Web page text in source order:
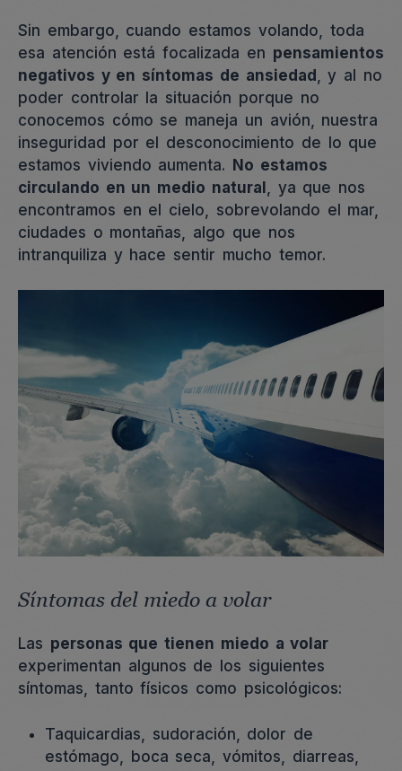
Sin embargo, cuando estamos volando, toda
esa atención está focalizada en pensamientos
negativos y en síntomas de ansiedad , y al no
poder controlar la situación porque no
conocemos cómo se maneja un avión, nuestra
inseguridad por el desconocimiento de lo que
estamos viviendo aumenta. No estamos
circulando en un medio natural , ya que nos
encontramos en el cielo, sobrevolando el mar,
ciudades o montañas, algo que nos
intranquiliza y hace sentir mucho temor.
Síntomas del miedo a volar
Las personas que tienen miedo a volar
experimentan algunos de los siguientes
síntomas, tanto físicos como psicológicos:
Taquicardias, sudoración, dolor de
estómago, boca seca, vómitos, diarreas,